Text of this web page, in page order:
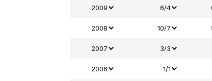
2009 6/4
2008 10/7
2007 3/3
2006 1/1